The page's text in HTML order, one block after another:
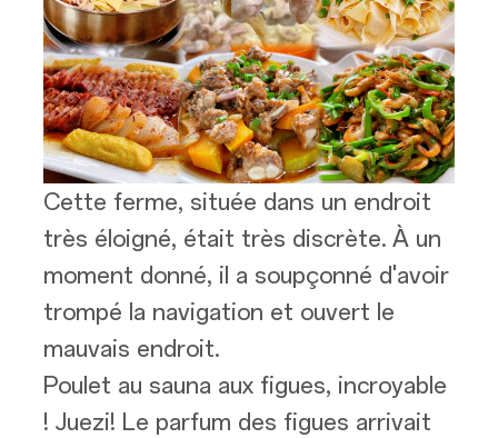
Cette ferme, située dans un endroit
très éloigné, était très discrète. À un
moment donné, il a soupçonné d'avoir
trompé la navigation et ouvert le
mauvais endroit.
Poulet au sauna aux figues, incroyable
! Juezi! Le parfum des figues arrivait